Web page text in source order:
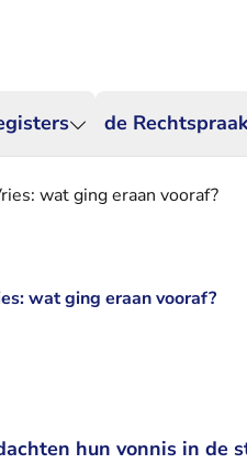
de
wat ging eraan vooraf?
wat ging eraan vooraf?
hun vonnis in de